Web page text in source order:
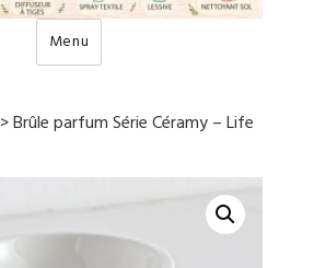
Menu
> Brûle parfum Série Céramy – Life